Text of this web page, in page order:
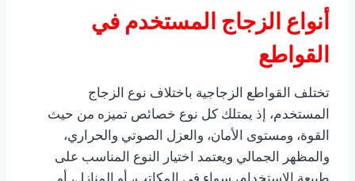
أنواع الزجاج المستخدم في
القواطع
تختلف القواطع الزجاجية باختلاف نوع الزجاج
المستخدم، إذ يمتلك كل نوع خصائص تميزه من حيث
القوة، ومستوى الأمان، والعزل الصوتي والحراري،
والمظهر الجمالي ويعتمد اختيار النوع المناسب على